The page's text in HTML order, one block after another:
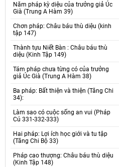
Năm pháp kỳ diệu của trưởng giả Úc
Già (Trung A Hàm 39)
Chơn pháp: Châu báu thù diệu (kinh
tập 147)
Thành tựu Niết Bàn : Châu báu thù
diệu (Kinh Tập 149)
Tám pháp chưa từng có của trưởng
giả Úc Già (Trung A Hàm 38)
Ba pháp: Bất thiện và thiện (Tăng Chi
34):
Làm sao có cuộc sống an vui (Pháp
Cú 331-332-333)
Hai pháp: Lợi ích học giới và tu tập
(Tăng Chi Bộ 33)
Pháp cao thượng: Châu báu thù diệu
(Kinh Tập 148)